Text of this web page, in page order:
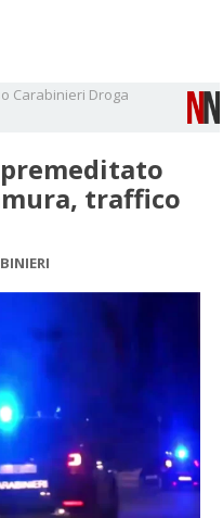
Carabinieri Droga
traffico